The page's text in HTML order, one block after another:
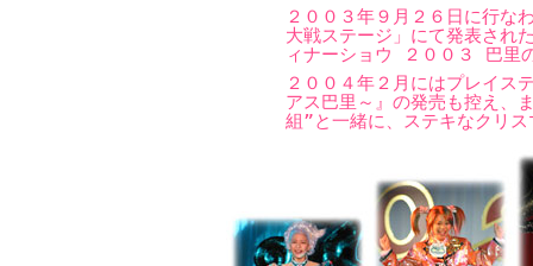
２００３年９月２６日に行な
大戦ステージ」にて発表され
ィナーショウ ２００３ 巴里
２００４年２月にはプレイス
アス巴里～』の発売も控え、
組”と一緒に、ステキなクリ